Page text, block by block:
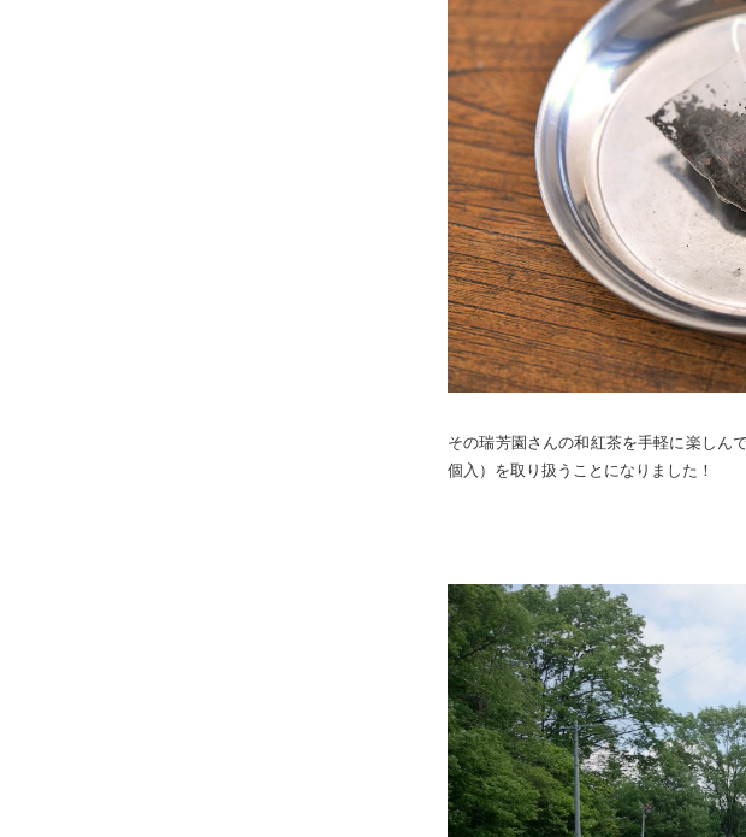
その瑞芳園さんの和紅茶を手軽に楽しん
個入）を取り扱うことになりました！